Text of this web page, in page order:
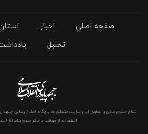
صفحه اصلی اخبار
تحلیل
تمام حقوق مادی و معنوی این سایت متعلق به پایگاه اطلاع رسانی جبهه
استفاده از مطالب با ذکر منبع بلامانع